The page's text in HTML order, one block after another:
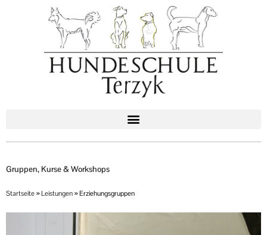
Gruppen, Kurse & Workshops
Startseite »Leistungen »Erziehungsgruppen